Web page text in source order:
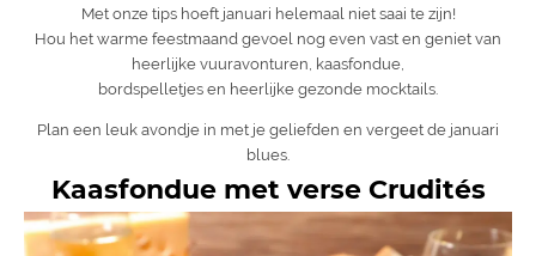
Met onze tips hoeft januari helemaal niet saai te zijn!
Hou het warme feestmaand gevoel nog even vast en geniet van
heerlijke vuuravonturen, kaasfondue,
bordspelletjes en heerlijke gezonde mocktails.
Plan een leuk avondje in met je geliefden en vergeet de januari
blues.
Kaasfondue met verse Crudités